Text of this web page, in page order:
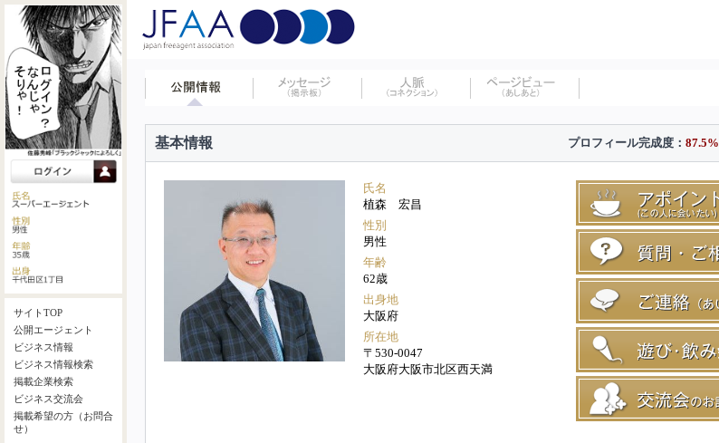
サイトTOP
公開エージェント
ビジネス情報
ビジネス情報検索
掲載企業検索
ビジネス交流会
掲載希望の方（お問合
せ）
基本情報 プロフィール完成度： 87.5%
氏名
植森 宏昌
性別
男性
年齢
62歳
出身地
大阪府
所在地
〒530-0047
大阪府大阪市北区西天満